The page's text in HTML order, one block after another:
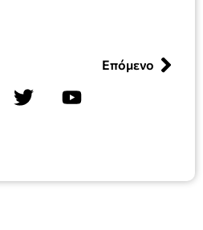
Επόμενο